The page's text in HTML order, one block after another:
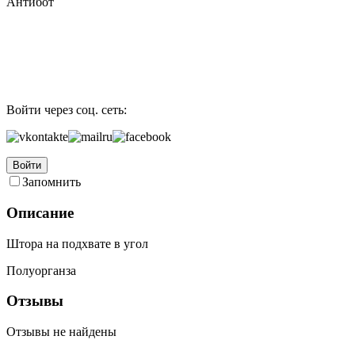
Войти через соц. сеть:
Войти
Запомнить
Описание
Штора на подхвате в угол
Полуорганза
Отзывы
Отзывы не найдены